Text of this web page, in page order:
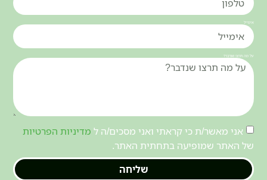
אימייל
על מה תרצו שנדבר?
אני מאשר/ת כי קראתי ואני מסכים/ה ל מדיניות הפרטיות
של האתר שמופיעה בתחתית האתר.
שליחה